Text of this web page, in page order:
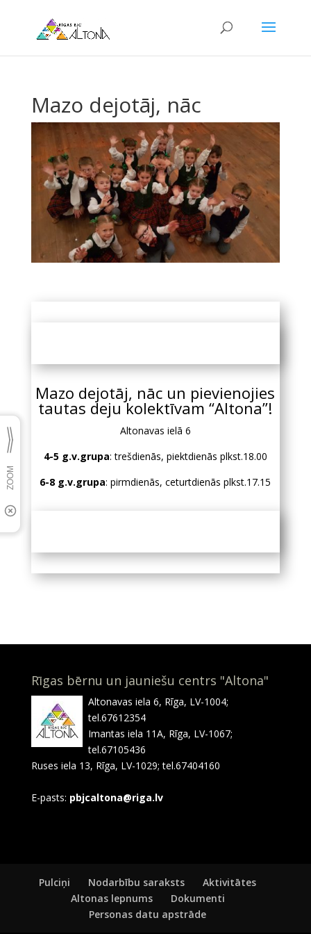
Mazo dejotāj, nāc
Mazo dejotāj, nāc un pievienojies
tautas deju kolektīvam “Altona”!
Altonavas ielā 6
4-5 g.v.grupa: trešdienās, piektdienās plkst.18.00
6-8 g.v.grupa: pirmdienās, ceturtdienās plkst.17.15
Rīgas bērnu un jauniešu centrs "Altona"
Altonavas iela 6, Rīga, LV-1004;
tel.67612354
Imantas iela 11A, Rīga, LV-1067;
tel.67105436
Ruses iela 13, Rīga, LV-1029; tel.67404160
E-pasts: pbjcaltona@riga.lv
Pulciņi Nodarbību saraksts
Aktivitātes
Altonas lepnums
Dokumenti
Personas datu apstrāde